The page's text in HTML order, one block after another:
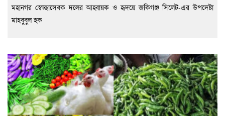
মহানগর স্বেচ্ছাসেবক দলের আহ্বায়ক ও হৃদয়ে জকিগঞ্জ সিলেট-এর উপদেষ্টা
মাহবুবুল হক